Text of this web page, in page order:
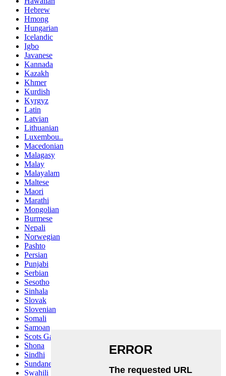
Hebrew
Hmong
Hungarian
Icelandic
Igbo
Javanese
Kannada
Kazakh
Khmer
Kurdish
Kyrgyz
Latin
Latvian
Lithuanian
Luxembou..
Macedonian
Malagasy
Malay
Malayalam
Maltese
Maori
Marathi
Mongolian
Burmese
Nepali
Norwegian
Pashto
Persian
Punjabi
Serbian
Sesotho
Sinhala
Slovak
Slovenian
Somali
Samoan
Scots Gaelic
Shona
Sindhi
Sundanese
Swahili